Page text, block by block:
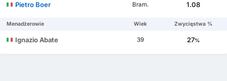
Pietro Boer
Bram. 1.08
Menadżerowie Wiek Zwycięstwa %
Ignazio Abate 39 27%